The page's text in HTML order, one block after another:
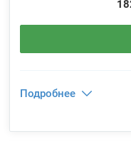
Подробнее